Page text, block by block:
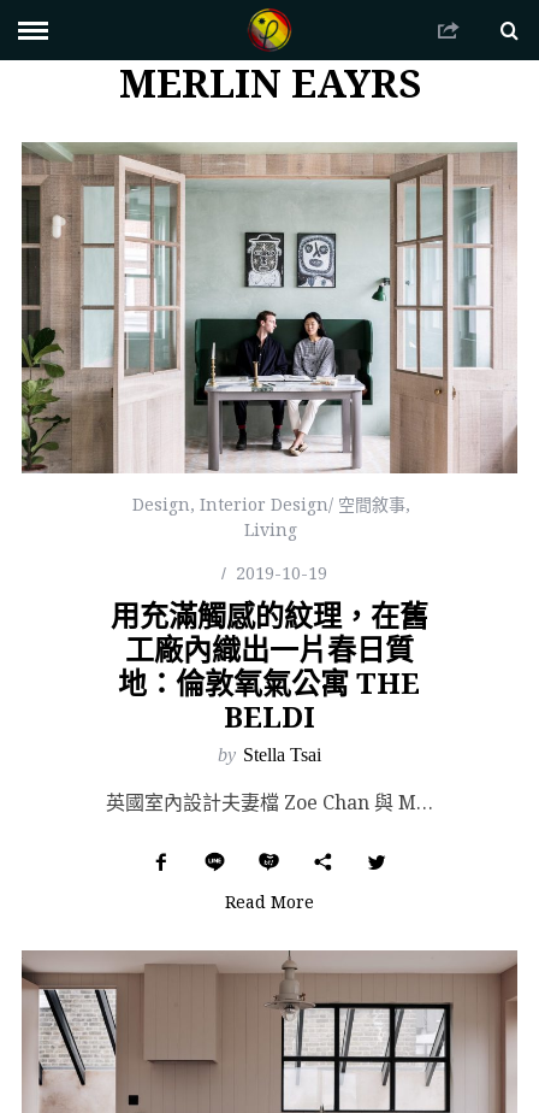
MERLIN EAYRS
Design, Interior Design/ 空間敘事,
Living
2019-10-19
用充滿觸感的紋理，在舊
工廠內織出一片春日質
地：倫敦氧氣公寓 THE
BELDI
by Stella Tsai
英國室內設計夫妻檔 Zoe Chan 與 Merlin Eayrs 共組的設計工作室「Chan + ...
Read More